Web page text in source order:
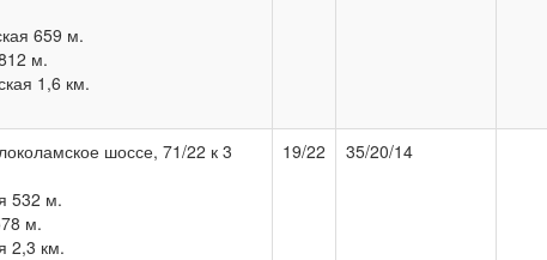
659 м.
м.
1,6 км.
шоссе, 71/22 к 3
532 м.
м.
2,3 км.
19/22 35/20/14